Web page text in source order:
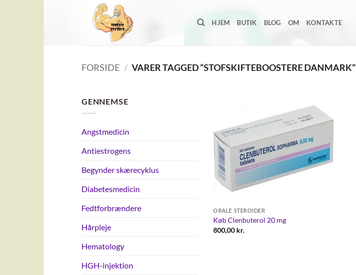
HJEM BUTIK BLOG OM KONTAKTE
FORSIDE / VARER TAGGED “STOFSKIFTEBOOSTERE DANMARK”
GENNEMSE
Angstmedicin
Antiestrogens
Begynder skærecyklus
Diabetesmedicin
Fedtforbrændere
Hårpleje
Hematology
HGH-injektion
Add to
ORALE STEROIDER
Køb Clenbuterol 20 mg
800,00 kr.